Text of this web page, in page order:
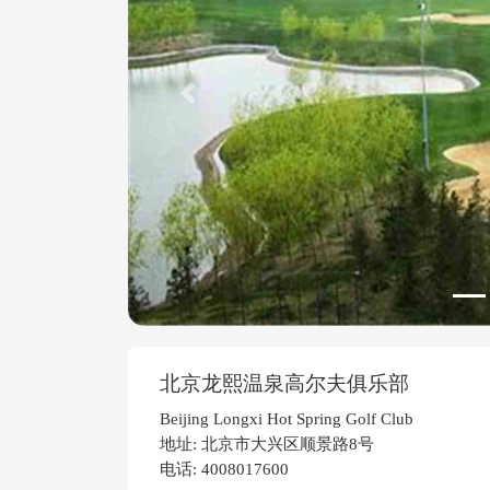
Previous
北京龙熙温泉高尔夫俱乐部
Beijing Longxi Hot Spring Golf Club
地址: 北京市大兴区顺景路8号
电话: 4008017600